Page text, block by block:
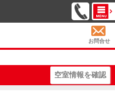
お問合せ
空室情報を確認